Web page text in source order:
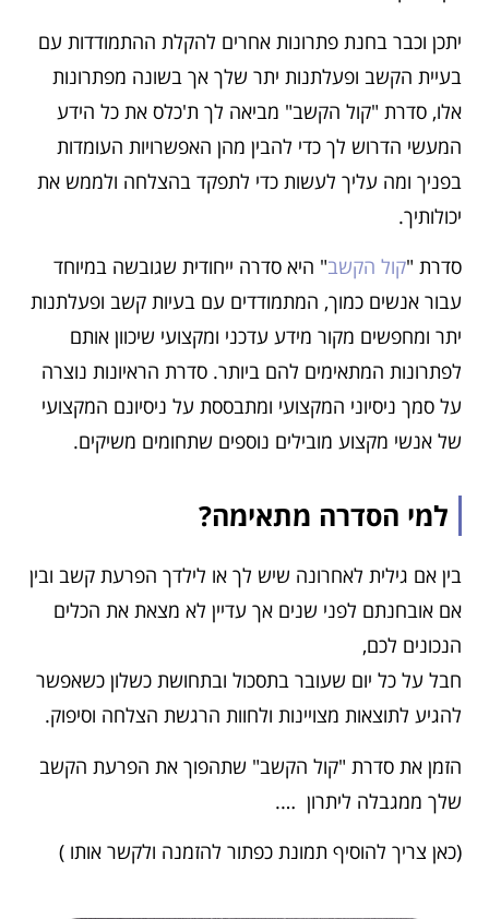
יתכן וכבר בחנת פתרונות אחרים להקלת ההתמודדות עם
בעיית הקשב ופעלתנות יתר שלך אך בשונה מפתרונות
אלו, סדרת "קול הקשב" מביאה לך ת'כלס את כל הידע
המעשי הדרוש לך כדי להבין מהן האפשרויות העומדות
בפניך ומה עליך לעשות כדי לתפקד בהצלחה ולממש את
יכולותיך.
סדרת "קול הקשב" היא סדרה ייחודית שגובשה במיוחד
עבור אנשים כמוך, המתמודדים עם בעיות קשב ופעלתנות
יתר ומחפשים מקור מידע עדכני ומקצועי שיכוון אותם
לפתרונות המתאימים להם ביותר. סדרת הראיונות נוצרה
על סמך ניסיוני המקצועי ומתבססת על ניסיונם המקצועי
של אנשי מקצוע מובילים נוספים שתחומים משיקים.
למי הסדרה מתאימה?
בין אם גילית לאחרונה שיש לך או לילדך הפרעת קשב ובין
אם אובחנתם לפני שנים אך עדיין לא מצאת את הכלים
הנכונים לכם,
חבל על כל יום שעובר בתסכול ובתחושת כשלון כשאפשר
להגיע לתוצאות מצויינות ולחוות הרגשת הצלחה וסיפוק.
הזמן את סדרת "קול הקשב" שתהפוך את הפרעת הקשב
שלך ממגבלה ליתרון ….
(כאן צריך להוסיף תמונת כפתור להזמנה ולקשר אותו )